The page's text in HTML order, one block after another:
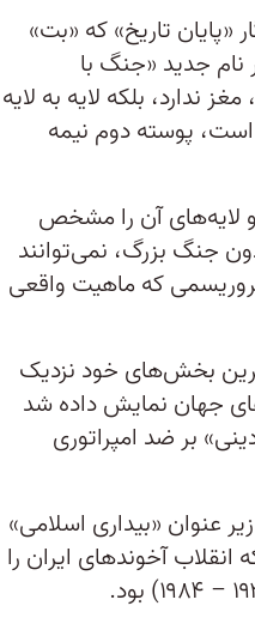
«پایان تاریخ» که «بت»
نام جدید «جنگ با
ندارد، بلکه لایه به لایه
پوسته دوم نیمه
و لایه‌های آن را مشخص
جنگ بزرگ، نمی‌توانند
که ماهیت واقعی
بخش‌های خود نزدیک
جهان نمایش داده شد
بر ضد امپراتوری
عنوان «بیداری اسلامی»
آخوندهای ایران را